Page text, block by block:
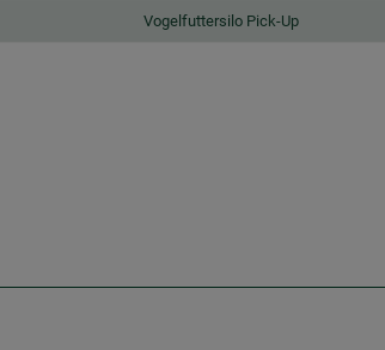
Vogelfuttersilo Pick-Up